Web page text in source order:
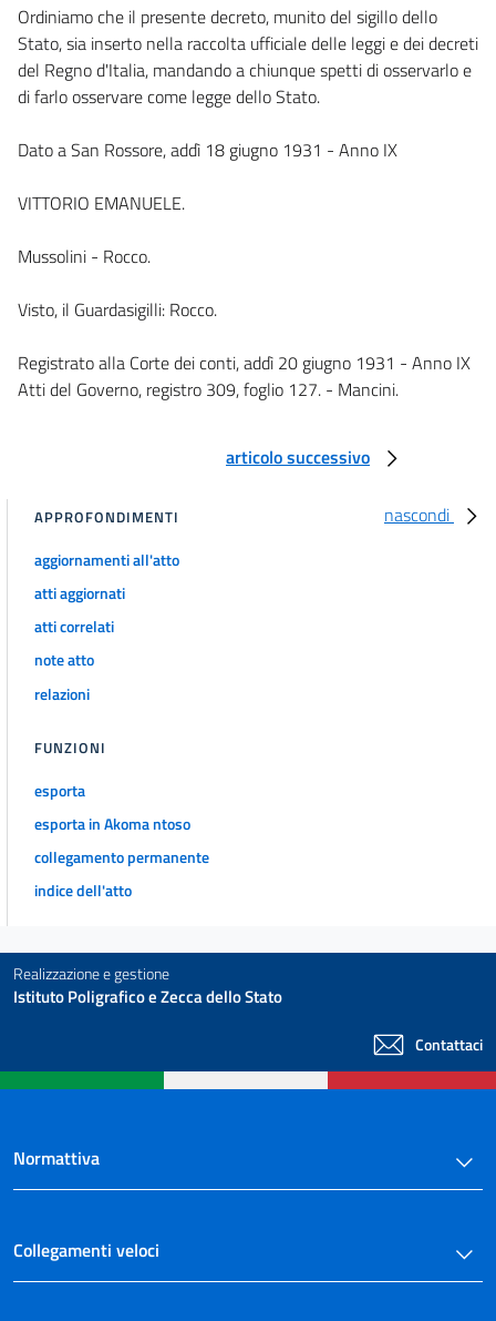
art. 27
Capo III.
Delle raccolte delle armi e delle passeggiate in forma militare.
art. 29
art. 31
art. 31 bis
art. 33
art. 34
art. 37
art. 42
art. 44
art. 45
art. 46
art. 47
art. 49
art. 50
art. 52
art. 57
art. 58
Ordiniamo che il presente decreto, munito del sigillo dello
Stato, sia inserto nella raccolta ufficiale delle leggi e dei decreti
del Regno d'Italia, mandando a chiunque spetti di osservarlo e
di farlo osservare come legge dello Stato.
Dato a San Rossore, addì 18 giugno 1931 - Anno IX
VITTORIO EMANUELE.
Mussolini - Rocco.
Visto, il Guardasigilli: Rocco.
Registrato alla Corte dei conti, addì 20 giugno 1931 - Anno IX
Atti del Governo, registro 309, foglio 127. - Mancini.
articolo successivo
nascondi
APPROFONDIMENTI
aggiornamenti all'atto
atti aggiornati
atti correlati
note atto
relazioni
FUNZIONI
esporta
esporta in Akoma ntoso
collegamento permanente
indice dell'atto
Realizzazione e gestione
Istituto Poligrafico e Zecca dello Stato
Contattaci
Normattiva
Collegamenti veloci